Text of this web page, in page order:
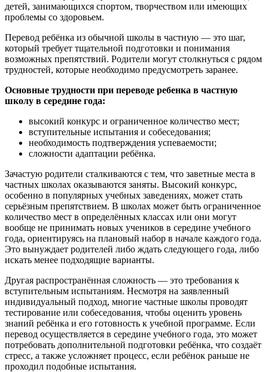
детей, занимающихся спортом, творчеством или имеющих
проблемы со здоровьем.
Перевод ребёнка из обычной школы в частную — это шаг,
который требует тщательной подготовки и понимания
возможных препятствий. Родители могут столкнуться с рядом
трудностей, которые необходимо предусмотреть заранее.
Основные трудности при переводе ребенка в частную
школу в середине года:
высокий конкурс и ограниченное количество мест;
вступительные испытания и собеседования;
необходимость подтверждения успеваемости;
сложности адаптации ребёнка.
Зачастую родители сталкиваются с тем, что заветные места в
частных школах оказываются заняты. Высокий конкурс,
особенно в популярных учебных заведениях, может стать
серьёзным препятствием. В школах может быть ограниченное
количество мест в определённых классах или они могут
вообще не принимать новых учеников в середине учебного
года, ориентируясь на плановый набор в начале каждого года.
Это вынуждает родителей либо ждать следующего года, либо
искать менее подходящие варианты.
Другая распространённая сложность — это требования к
вступительным испытаниям. Несмотря на заявленный
индивидуальный подход, многие частные школы проводят
тестирование или собеседования, чтобы оценить уровень
знаний ребёнка и его готовность к учебной программе. Если
перевод осуществляется в середине учебного года, это может
потребовать дополнительной подготовки ребёнка, что создаёт
стресс, а также усложняет процесс, если ребёнок раньше не
проходил подобные испытания.